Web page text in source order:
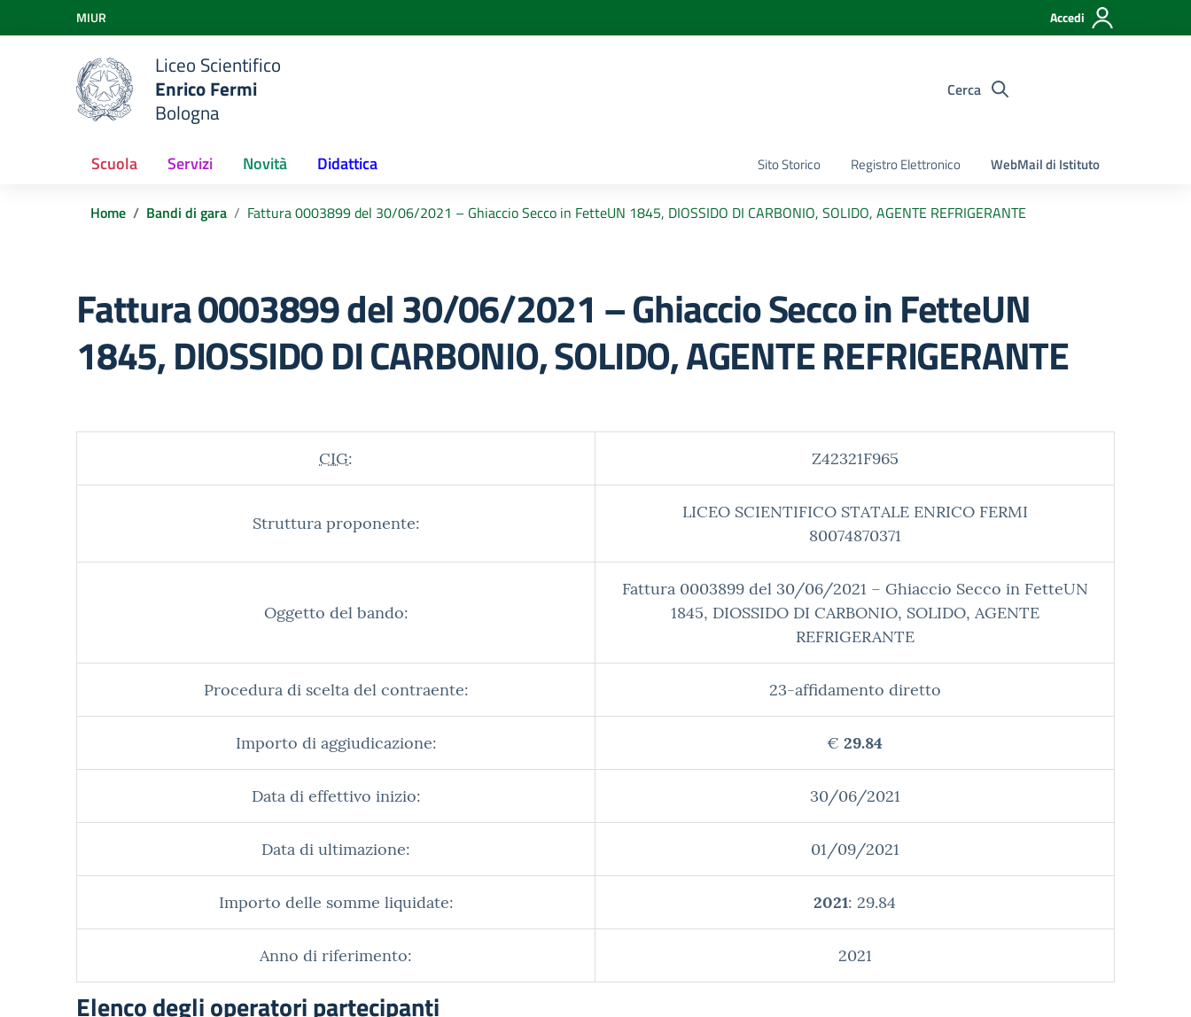
Vai ai contenuti
Vai al menu di navigazione
Vai al footer
MIUR Accedi
Liceo Scientifico
Enrico Fermi
Bologna
Cerca
Sito Storico Registro Elettronico WebMail di Istituto
Scuola Servizi Novità Didattica
Home Bandi di gara Fattura 0003899 del 30/06/2021 – Ghiaccio Secco in FetteUN 1845, DIOSSIDO DI CARBONIO, SOLIDO, AGENTE REFRIGERANTE
Fattura 0003899 del 30/06/2021 – Ghiaccio Secco in FetteUN
1845, DIOSSIDO DI CARBONIO, SOLIDO, AGENTE REFRIGERANTE
CIG: Z42321F965
Struttura proponente:
LICEO SCIENTIFICO STATALE ENRICO FERMI
80074870371
Oggetto del bando:
Fattura 0003899 del 30/06/2021 – Ghiaccio Secco in FetteUN
1845, DIOSSIDO DI CARBONIO, SOLIDO, AGENTE
REFRIGERANTE
Procedura di scelta del contraente: 23-affidamento diretto
Importo di aggiudicazione: € 29.84
Data di effettivo inizio: 30/06/2021
Data di ultimazione: 01/09/2021
Importo delle somme liquidate: 2021: 29.84
Anno di riferimento: 2021
Elenco degli operatori partecipanti